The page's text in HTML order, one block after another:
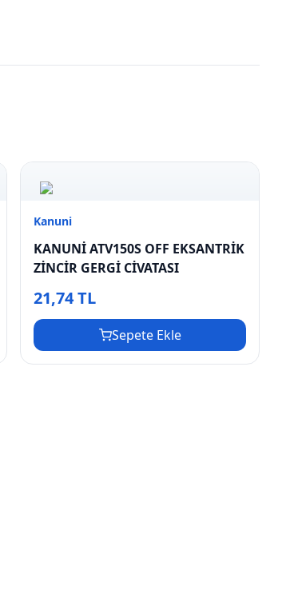
Kanuni
KANUNİ ATV150S OFF EKSANTRİK
ZİNCİR GERGİ CİVATASI
21,74 TL
Sepete Ekle